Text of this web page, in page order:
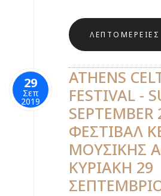
ΛΕΠΤΟΜΈΡΕΙΕΣ
29
Σεπ
2019
ATHENS
FESTIVAL -
ΦΕΣΤΙΒΑΛ
ΜΟΥΣΙΚΗΣ
ΚΥΡΙΑΚΗ 29